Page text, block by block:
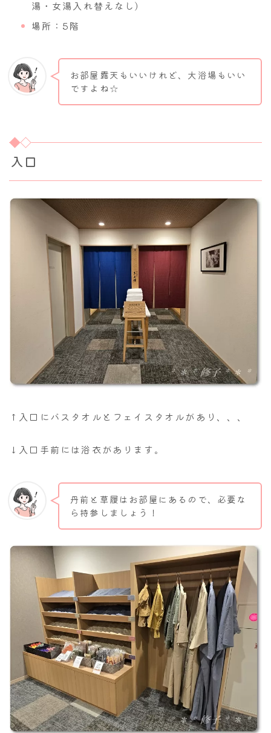
湯・女湯入れ替えなし)
場所：5階
お部屋露天もいいけれど、大浴場もいい
ですよね☆
入口
↑入口にバスタオルとフェイスタオルがあり、、、
↓入口手前には浴衣があります。
丹前と草履はお部屋にあるので、必要な
ら持参しましょう！